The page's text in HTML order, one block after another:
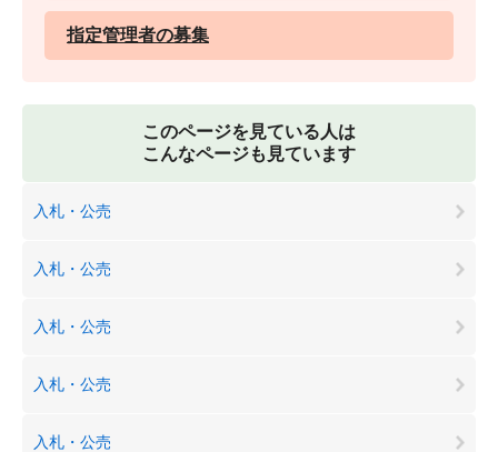
指定管理者の募集
このページを見ている人は
こんなページも見ています
入札・公売
入札・公売
入札・公売
入札・公売
入札・公売